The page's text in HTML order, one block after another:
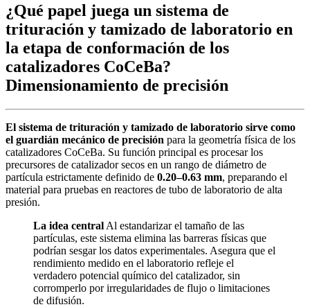
¿Qué papel juega un sistema de
trituración y tamizado de laboratorio en
la etapa de conformación de los
catalizadores CoCeBa?
Dimensionamiento de precisión
El sistema de trituración y tamizado de laboratorio sirve como
el guardián mecánico de precisión para la geometría física de los
catalizadores CoCeBa. Su función principal es procesar los
precursores de catalizador secos en un rango de diámetro de
partícula estrictamente definido de 0.20–0.63 mm, preparando el
material para pruebas en reactores de tubo de laboratorio de alta
presión.
La idea central Al estandarizar el tamaño de las
partículas, este sistema elimina las barreras físicas que
podrían sesgar los datos experimentales. Asegura que el
rendimiento medido en el laboratorio refleje el
verdadero potencial químico del catalizador, sin
corromperlo por irregularidades de flujo o limitaciones
de difusión.